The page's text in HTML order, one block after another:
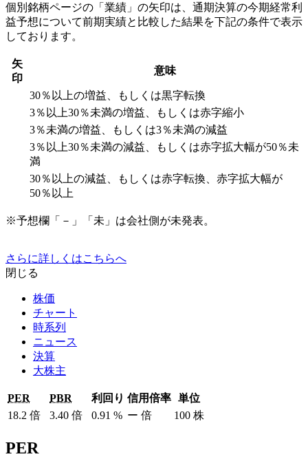
個別銘柄ページの「業績」の矢印は、通期決算の今期経常利
益予想について前期実績と比較した結果を下記の条件で表示
しております。
矢
印
意味
30％以上の増益、もしくは黒字転換
3％以上30％未満の増益、もしくは赤字縮小
3％未満の増益、もしくは3％未満の減益
3％以上30％未満の減益、もしくは赤字拡大幅が50％未
満
30％以上の減益、もしくは赤字転換、赤字拡大幅が
50％以上
※予想欄「－」「未」は会社側が未発表。
さらに詳しくはこちらへ
閉じる
株価
チャート
時系列
ニュース
決算
大株主
PER PBR 利回り 信用倍率 単位
18.2 倍 3.40 倍 0.91 % ー 倍 100 株
PER